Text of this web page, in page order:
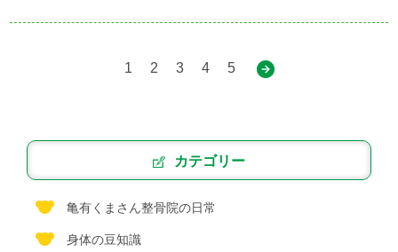
1 2 3 4 5
カテゴリー
亀有くまさん整骨院の日常
身体の豆知識